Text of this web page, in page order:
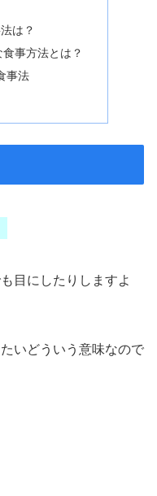
は？
事方法とは？
事法
目にしたりしますよ
いどういう意味なので